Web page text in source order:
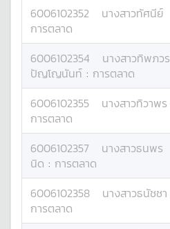
6006102352 นางสาวทัศนีย์
การตลาด
6006102354 นางสาวทิพภว
ปัญโญนันท์ : การตลาด
6006102355 นางสาวทิวาพร
การตลาด
6006102357 นางสาวธนพร
นิด : การตลาด
6006102358 นางสาวธนัชชา
การตลาด